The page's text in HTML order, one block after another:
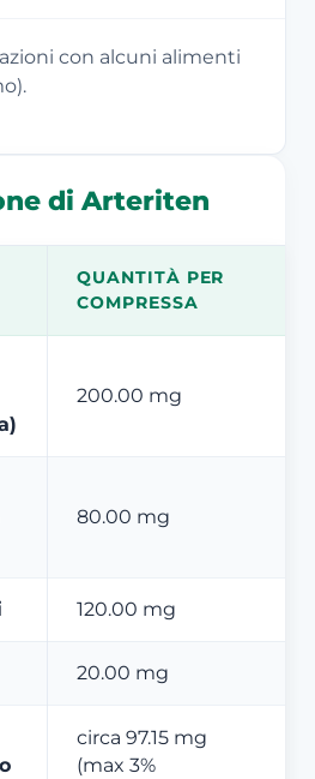
con alcuni alimenti
di Arteriten
QUANTITÀ PER
COMPRESSA
200.00 mg
80.00 mg
120.00 mg
20.00 mg
circa 97.15 mg
(max 3%